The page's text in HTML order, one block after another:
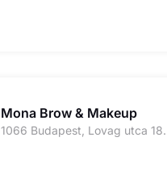
Mona Brow & Makeup